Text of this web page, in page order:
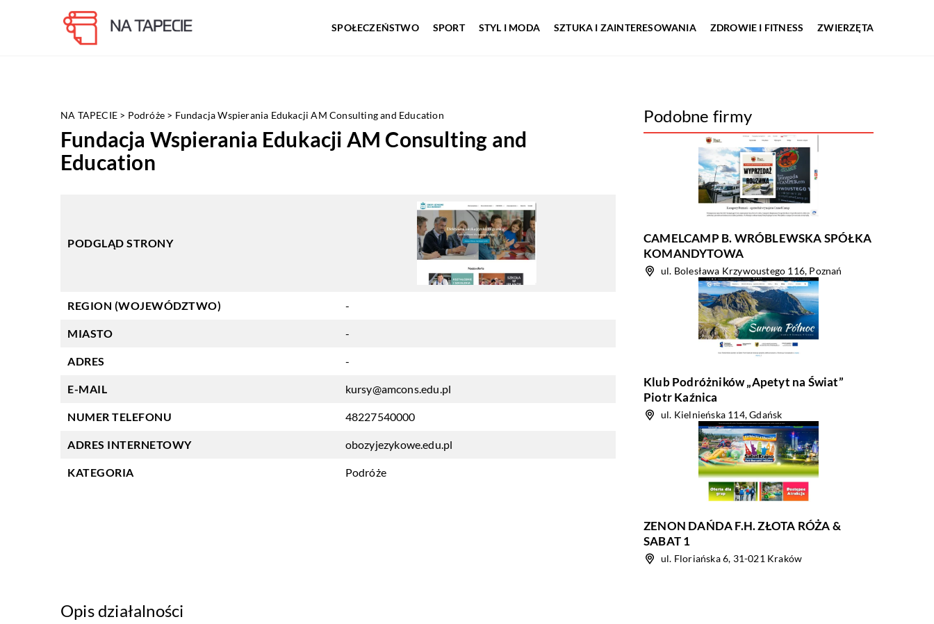
SPOŁECZEŃSTWO SPORT STYL I MODA SZTUKA I ZAINTERESOWANIA ZDROWIE I FITNESS ZWIERZĘTA
NA TAPECIE > Podróże > Fundacja Wspierania Edukacji AM Consulting and Education
Fundacja Wspierania Edukacji AM Consulting and
Education
PODGLĄD STRONY
REGION (WOJEWÓDZTWO) -
MIASTO -
ADRES -
E-MAIL kursy@amcons.edu.pl
NUMER TELEFONU 48227540000
ADRES INTERNETOWY obozyjezykowe.edu.pl
KATEGORIA Podróże
Podobne firmy
CAMELCAMP B. WRÓBLEWSKA SPÓŁKA
KOMANDYTOWA
ul. Bolesława Krzywoustego 116, Poznań
Klub Podróżników „Apetyt na Świat”
Piotr Kaźnica
ul. Kielnieńska 114, Gdańsk
ZENON DAŃDA F.H. ZŁOTA RÓŻA &
SABAT 1
ul. Floriańska 6, 31-021 Kraków
Opis działalności